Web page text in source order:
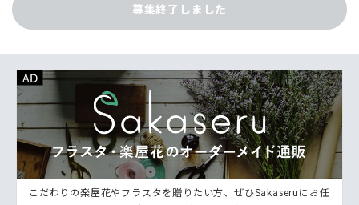
募集終了しました
こだわりの楽屋花やフラスタを贈りたい方、ぜひSakaseruにお任